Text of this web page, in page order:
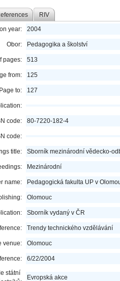
RIV
year: 2004
Obor: Pedagogika a školství
pages: 513
from: 125
Page to: 127
code: 80-7220-182-4
code:
title: Sborník mezinárodní vědecko-
Mezinárodní
name: Pedagogická fakulta UP v
Olomouc
Sborník vydaný v ČR
Trendy technického vzdělávání
venue: Olomouc
6/22/2004
státní
Evropská akce